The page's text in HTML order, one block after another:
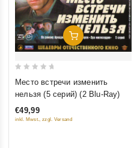
Добавить В Корзину
5
Место встречи изменить
нельзя (5 серий) (2 Blu-Ray)
€49,99
inkl. Mwst., zzgl. Versand